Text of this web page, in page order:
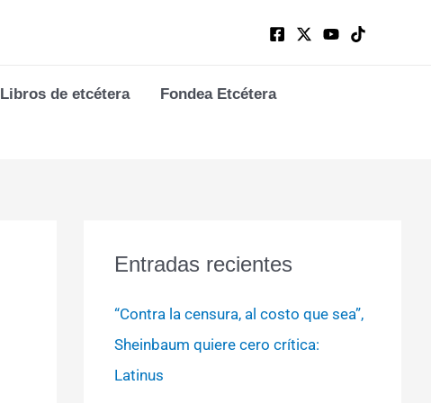
Libros de etcétera Fondea Etcétera
Entradas recientes
“Contra la censura, al costo que sea”,
Sheinbaum quiere cero crítica:
Latinus